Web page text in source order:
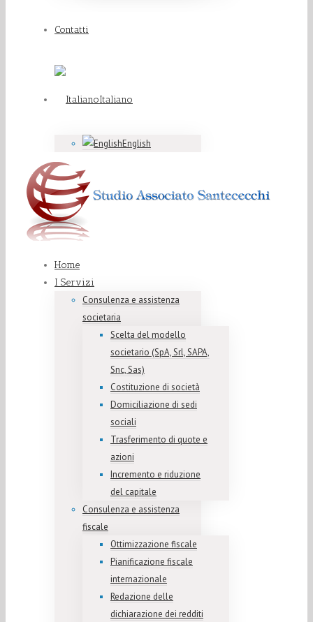
Contatti
Italiano
English
Home
I Servizi
Consulenza e assistenza
societaria
Scelta del modello
societario (SpA, Srl, SAPA,
Snc, Sas)
Costituzione di società
Domiciliazione di sedi
sociali
Trasferimento di quote e
azioni
Incremento e riduzione
del capitale
Consulenza e assistenza
fiscale
Ottimizzazione fiscale
Pianificazione fiscale
internazionale
Redazione delle
dichiarazione dei redditi